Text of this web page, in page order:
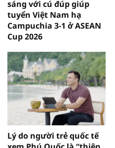
sáng với cú đúp giúp
tuyển Việt Nam hạ
Campuchia 3-1 ở ASEAN
Cup 2026
Lý do người trẻ quốc tế